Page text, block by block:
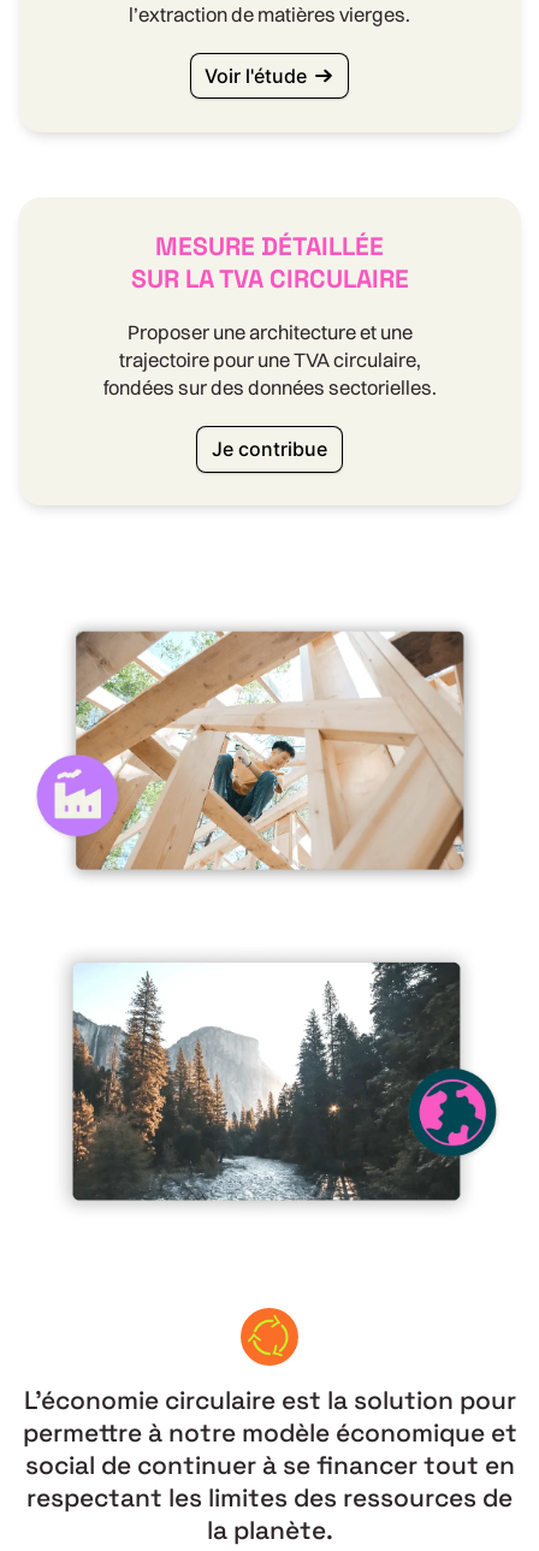
l’extraction de matières vierges.
Voir l'étude
MESURE DÉTAILLÉE
SUR LA TVA CIRCULAIRE
Proposer une architecture et une
trajectoire pour une TVA circulaire,
fondées sur des données sectorielles.
Je contribue
L'économie circulaire est la solution pour
permettre à notre modèle économique et
social de continuer à se financer tout en
respectant les limites des ressources de
la planète.